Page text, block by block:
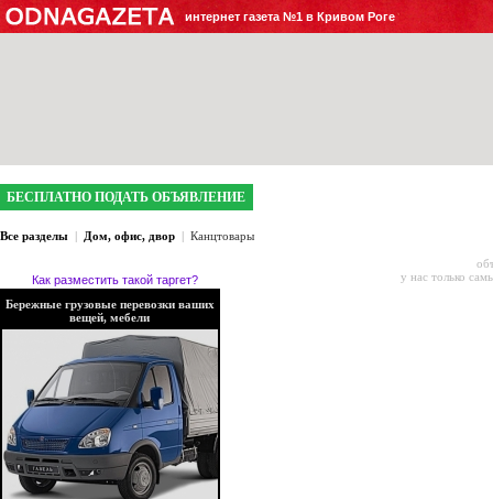
интернет газета №1 в Кривом Роге
БЕСПЛАТНО ПОДАТЬ ОБЪЯВЛЕНИЕ
Все разделы | Дом, офис, двор | Канцтовары
Как разместить такой таргет?
Бережные грузовые перевозки ваших
вещей, мебели
у нас только